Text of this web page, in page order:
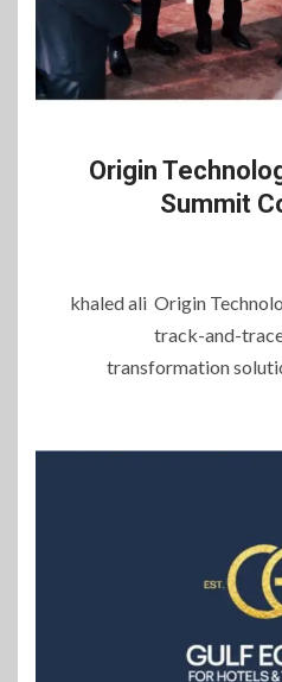
Origin
Summit
khaled ali Origin
track-and-
transformation